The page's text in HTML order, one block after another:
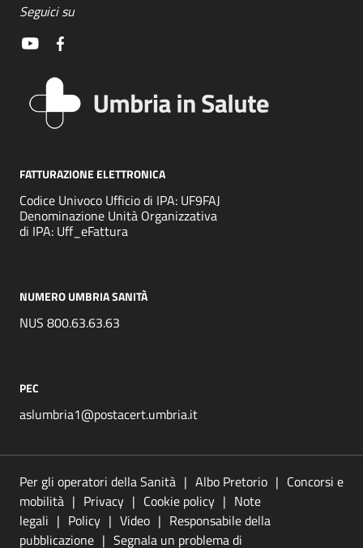
Seguici su
FATTURAZIONE ELETTRONICA
Codice Univoco Ufficio di IPA: UF9FAJ
Denominazione Unità Organizzativa
di IPA: Uff_eFattura
NUMERO UMBRIA SANITÀ
NUS 800.63.63.63
PEC
aslumbria1@postacert.umbria.it
Per gli operatori della Sanità Albo Pretorio
Concorsi e
mobilità
Privacy Cookie policy
Note
legali
Policy Video
Responsabile della
pubblicazione
Segnala un problema di